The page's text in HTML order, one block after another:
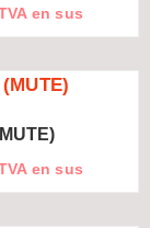
en sus
en sus